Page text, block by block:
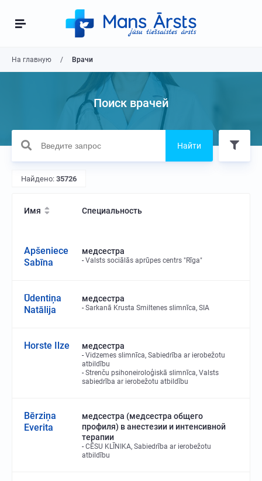
На главную Врачи
Поиск врачей
Найти
Найдено: 35726
Имя Специальность
Apšeniece
Sabīna
медсестра
Valsts sociālās aprūpes centrs "Rīga"
Ūdentiņa
Natālija
медсестра
Sarkanā Krusta Smiltenes slimnīca, SIA
Horste Ilze медсестра
Vidzemes slimnīca, Sabiedrība ar ierobežotu
atbildību
Strenču psihoneiroloģiskā slimnīca, Valsts
sabiedrība ar ierobežotu atbildību
Bērziņa
Everita
медсестра (медсестра общего
профиля) в анестезии и интенсивной
терапии
CĒSU KLĪNIKA, Sabiedrība ar ierobežotu
atbildību